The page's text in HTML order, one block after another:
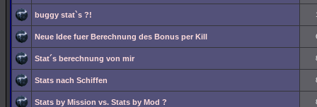
buggy stat`s ?!
Neue Idee fuer Berechnung des Bonus per Kill
Stat´s berechnung von mir
Stats nach Schiffen
Stats by Mission vs. Stats by Mod ?